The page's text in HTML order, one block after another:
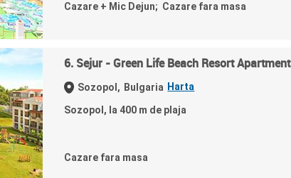
Cazare + Mic Dejun; Cazare fara masa
6. Sejur - Green Life Beach Resort Apartment
Sozopol, Bulgaria Harta
Sozopol, la 400 m de plaja
Cazare fara masa